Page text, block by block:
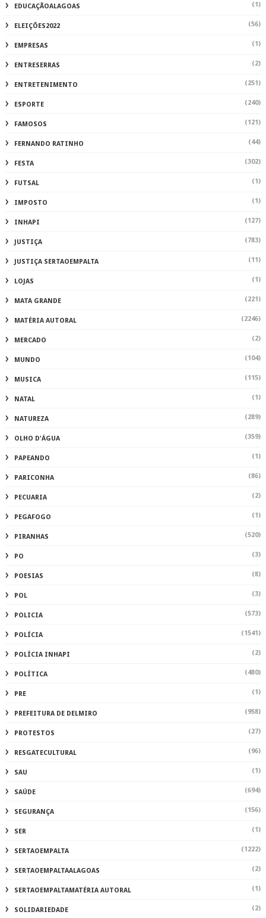
EDUCAÇÃOALAGOAS (1)
ELEIÇÕES2022 (56)
EMPRESAS (1)
ENTRESERRAS (2)
ENTRETENIMENTO (251)
ESPORTE (240)
FAMOSOS (121)
FERNANDO RATINHO (44)
FESTA (302)
FUTSAL (1)
IMPOSTO (1)
INHAPI (127)
JUSTIÇA (783)
JUSTIÇA SERTAOEMPALTA (11)
LOJAS (1)
MATA GRANDE (221)
MATÉRIA AUTORAL (2246)
MERCADO (2)
MUNDO (104)
MUSICA (115)
NATAL (1)
NATUREZA (289)
OLHO D'ÁGUA (359)
PAPEANDO (1)
PARICONHA (86)
PECUARIA (2)
PEGAFOGO (1)
PIRANHAS (520)
PO (3)
POESIAS (8)
POL (3)
POLICIA (573)
POLÍCIA (1541)
POLÍCIA INHAPI (2)
POLÍTICA (480)
PRE (1)
PREFEITURA DE DELMIRO (958)
PROTESTOS (27)
RESGATECULTURAL (96)
SAU (1)
SAÚDE (694)
SEGURANÇA (156)
SER (1)
SERTAOEMPALTA (1222)
SERTAOEMPALTAALAGOAS (2)
SERTAOEMPALTAMATÉRIA AUTORAL (1)
SOLIDARIEDADE (2)